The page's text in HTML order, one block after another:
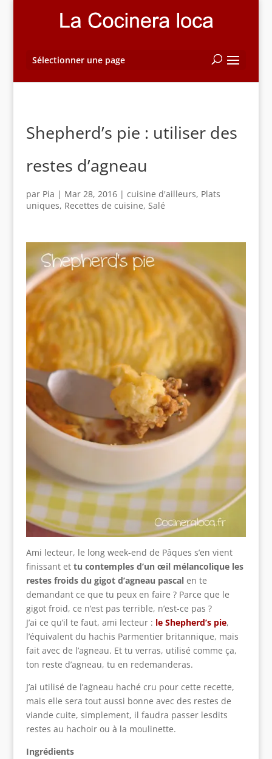
Sélectionner une page
Shepherd’s pie : utiliser des
restes d’agneau
par Pia | Mar 28, 2016| cuisine d'ailleurs, Plats
uniques, Recettes de cuisine, Salé
Ami lecteur, le long week-end de Pâques s’en vient
finissant et tu contemples d’un œil mélancolique les
restes froids du gigot d’agneau pascalen te
demandant ce que tu peux en faire ? Parce que le
gigot froid, ce n’est pas terrible, n’est-ce pas ?
J’ai ce qu’il te faut, ami lecteur : le Shepherd’s pie,
l’équivalent du hachis Parmentier britannique, mais
fait avec de l’agneau. Et tu verras, utilisé comme ça,
ton reste d’agneau, tu en redemanderas.
J’ai utilisé de l’agneau haché cru pour cette recette,
mais elle sera tout aussi bonne avec des restes de
viande cuite, simplement, il faudra passer lesdits
restes au hachoir ou à la moulinette.
Ingrédients